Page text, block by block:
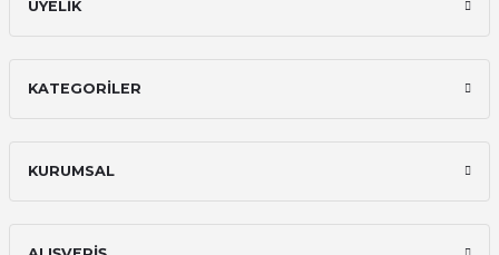
ÜYELİK
KATEGORİLER
KURUMSAL